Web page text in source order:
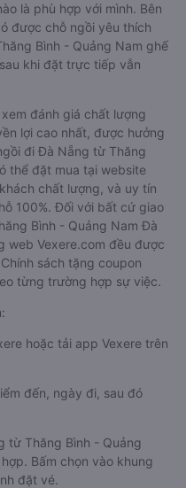
là phù hợp với mình. Bên
được chỗ ngồi yêu thích
Bình - Quảng Nam ghế
khi đặt trực tiếp vẫn
đánh giá chất lượng
lợi cao nhất, được hưởng
đi Đà Nẵng từ Thăng
thể đặt mua tại website
chất lượng, và uy tín
100%. Đối với bất cứ giao
Bình - Quảng Nam Đà
web Vexere.com đều được
sách tặng coupon
từng trường hợp sự việc.
hoặc tải app Vexere trên
đến, ngày đi, sau đó
từ Thăng Bình - Quảng
Bấm chọn vào khung
đặt vé.